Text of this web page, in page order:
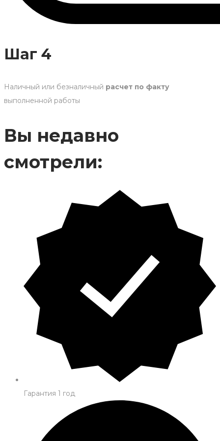
Шаг 4
Наличный или безналичный расчет по факту
выполненной работы
Вы недавно
смотрели:
Гарантия 1 год